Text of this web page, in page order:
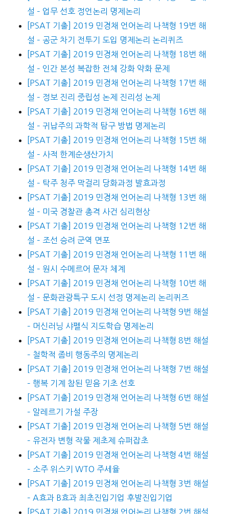
설 – 업무 선호 정언논리 명제논리
[PSAT 기출] 2019 민경채 언어논리 나책형 19번 해
설 – 공군 차기 전투기 도입 명제논리 논리퀴즈
[PSAT 기출] 2019 민경채 언어논리 나책형 18번 해
설 – 인간 본성 복잡한 전체 강화 약화 문제
[PSAT 기출] 2019 민경채 언어논리 나책형 17번 해
설 – 정보 진리 중립성 논제 진리성 논제
[PSAT 기출] 2019 민경채 언어논리 나책형 16번 해
설 – 귀납주의 과학적 탐구 방법 명제논리
[PSAT 기출] 2019 민경채 언어논리 나책형 15번 해
설 – 사적 한계순생산가치
[PSAT 기출] 2019 민경채 언어논리 나책형 14번 해
설 – 탁주 청주 막걸리 당화과정 발효과정
[PSAT 기출] 2019 민경채 언어논리 나책형 13번 해
설 – 미국 경찰관 총격 사건 심리현상
[PSAT 기출] 2019 민경채 언어논리 나책형 12번 해
설 – 조선 승려 군역 면포
[PSAT 기출] 2019 민경채 언어논리 나책형 11번 해
설 – 원시 수메르어 문자 체계
[PSAT 기출] 2019 민경채 언어논리 나책형 10번 해
설 – 문화관광특구 도시 선정 명제논리 논리퀴즈
[PSAT 기출] 2019 민경채 언어논리 나책형 9번 해설
– 머신러닝 샤펠식 지도학습 명제논리
[PSAT 기출] 2019 민경채 언어논리 나책형 8번 해설
– 철학적 좀비 행동주의 명제논리
[PSAT 기출] 2019 민경채 언어논리 나책형 7번 해설
– 행복 기계 참된 믿음 기초 선호
[PSAT 기출] 2019 민경채 언어논리 나책형 6번 해설
– 알레르기 가설 주장
[PSAT 기출] 2019 민경채 언어논리 나책형 5번 해설
– 유전자 변형 작물 제초제 슈퍼잡초
[PSAT 기출] 2019 민경채 언어논리 나책형 4번 해설
– 소주 위스키 WTO 주세율
[PSAT 기출] 2019 민경채 언어논리 나책형 3번 해설
– A효과 B효과 최초진입기업 후발진입기업
[PSAT 기출] 2019 민경채 언어논리 나책형 2번 해설